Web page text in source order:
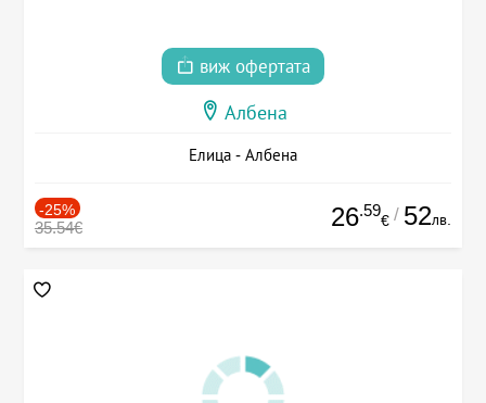
виж офертата
Албена
Елица - Албена
-25%
35.54€ 26.59
€ / 52лв.